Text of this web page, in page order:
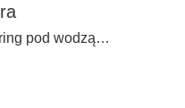
pod wodzą…